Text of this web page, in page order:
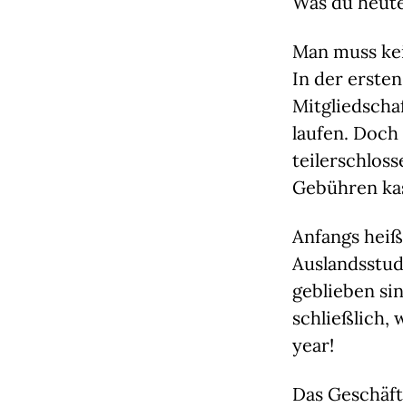
Man muss
In der
laufen.
Gebühren
Anfangs
geblieben
schließlich,
year!
Das